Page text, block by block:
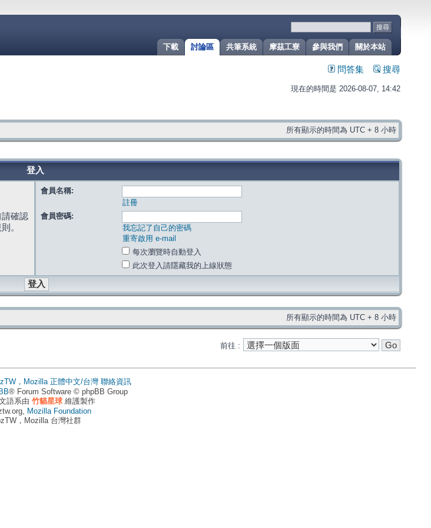
關於本站
參與我們
摩茲工寮
共筆系統
討論區
下載
問答集 搜尋
現在的時間是 2026-08-07, 14:42
所有顯示的時間為 UTC + 8 小時
登入
確認
。
會員名稱:
註冊
會員密碼:
我忘記了自己的密碼
重寄啟用 e-mail
每次瀏覽時自動登入
此次登入請隱藏我的上線狀態
所有顯示的時間為 UTC + 8 小時
前往 :
，Mozilla 正體中文/台灣 聯絡資訊
® Forum Software © phpBB Group
語系由 竹貓星球維護製作
Mozilla Foundation
，Mozilla 台灣社群